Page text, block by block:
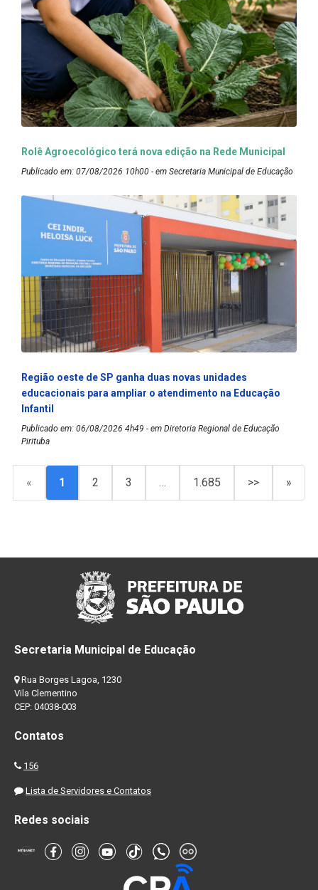
Rolê Agroecológico terá nova edição na Rede Municipal
Publicado em: 07/08/2026 10h00 - em Secretaria Municipal de Educação
Região oeste de SP ganha duas novas unidades
educacionais para ampliar o atendimento na Educação
Infantil
Publicado em: 06/08/2026 4h49 - em Diretoria Regional de Educação
Pirituba
« 1 2 3 … 1.685 >> »
Secretaria Municipal de Educação
Rua Borges Lagoa, 1230
Vila Clementino
CEP: 04038-003
Contatos
156
Lista de Servidores e Contatos
Redes sociais